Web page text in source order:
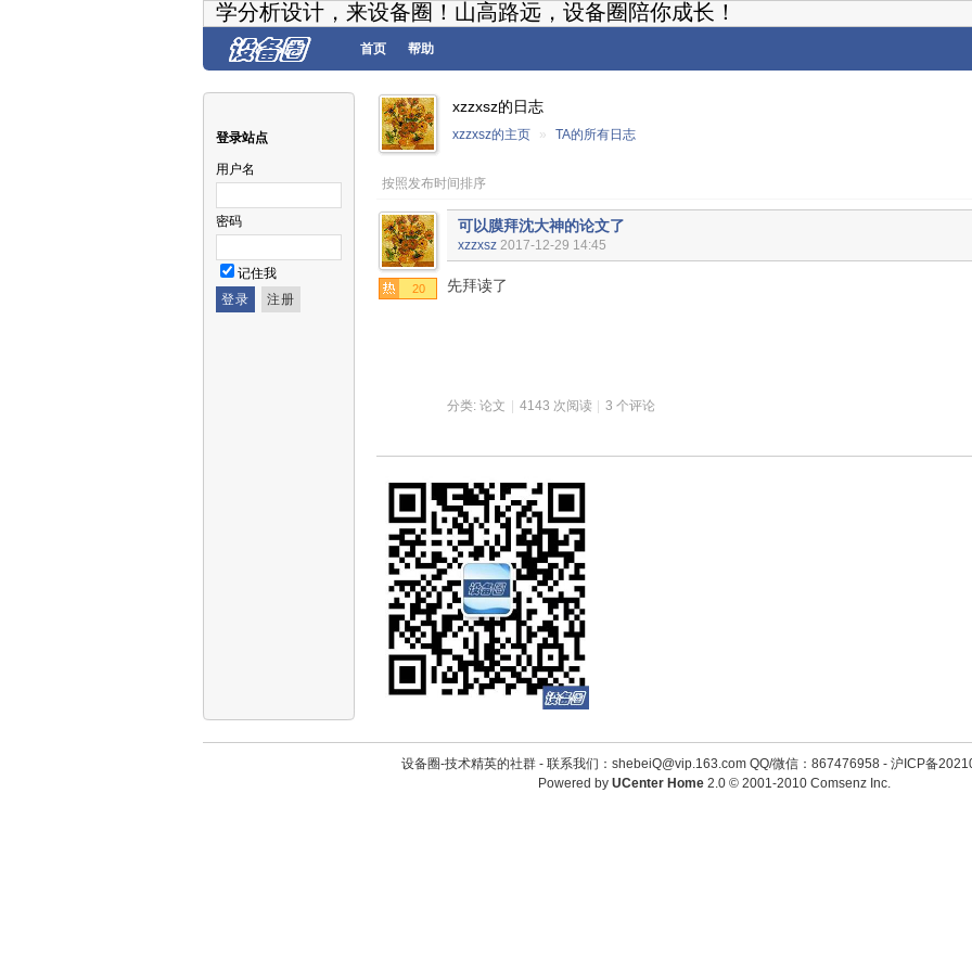
学分析设计，来设备圈！山高路远，设备圈陪你成长！
首页 帮助
登录站点
用户名
密码
记住我
xzzxsz的日志
xzzxsz的主页 » TA的所有日志
按照发布时间排序
20
可以膜拜沈大神的论文了
xzzxsz 2017-12-29 14:45
先拜读了
分类: 论文 4143 次阅读 3 个评论
设备圈-技术精英的社群 - 联系我们：shebeiQ@vip.163.com QQ/微信：867476958- 沪ICP备
Powered by UCenter Home 2.0© 2001-2010 Comsenz Inc.